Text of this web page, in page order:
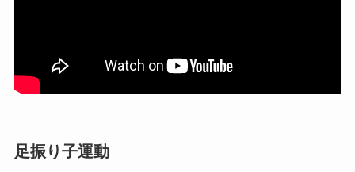
足振り子運動